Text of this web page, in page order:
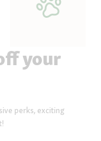
your
perks, exciting